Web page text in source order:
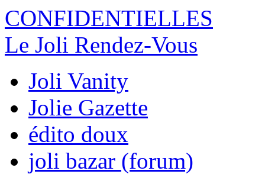
CONFIDENTIELLES
Le Joli Rendez-Vous
Joli Vanity
Jolie Gazette
édito doux
joli bazar (forum)